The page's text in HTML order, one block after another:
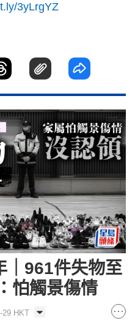
3yLrgYZ
｜961件失物至
怕觸景傷情
29 HKT